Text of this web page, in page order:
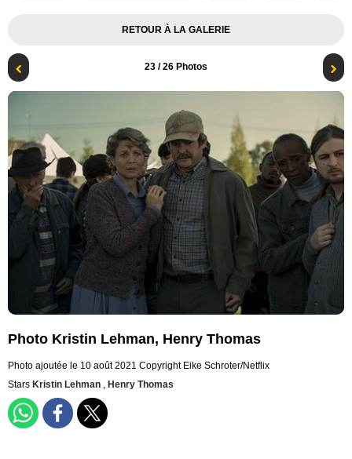
RETOUR À LA GALERIE
23 / 26 Photos
Photo Kristin Lehman, Henry Thomas
Photo ajoutée le 10 août 2021 Copyright Eike Schroter/Netflix
Stars Kristin Lehman , Henry Thomas